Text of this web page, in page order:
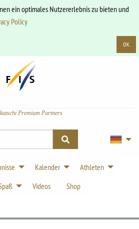
ein optimales Nutzererlebnis zu bieten und
Policy
OK
Premium Partners
Kalender
Athleten
Videos
Shop